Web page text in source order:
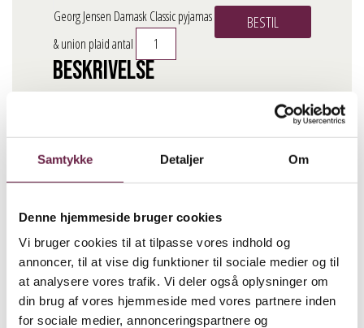
Samtykke Detaljer Om
Denne hjemmeside bruger cookies
Vi bruger cookies til at tilpasse vores indhold og
annoncer, til at vise dig funktioner til sociale medier og til
at analysere vores trafik. Vi deler også oplysninger om
din brug af vores hjemmeside med vores partnere inden
for sociale medier, annonceringspartnere og
Georg Jensen Damask Classic pyjamas
& union plaid antal
BESTIL
Beskrivelse
Georg Jensen Damask Classic pyjamas er en percalevævet
pyjamas til sovetryner og morgenmennesker. Nattøjet i den
elegante farve Soft Grey er unisex og har fine detaljer som
tone i tone-knapper og piping ved kraven og ærmet, når du
finecount-garner, hvilket gør pyjamassættet ekstra blødt og
glansfuldt.
Georg Jensen Damask Union Plaider vævet i 10% cashmere
og 90% merinould. Merinouldens tynde fibre gør det muligt
at skabe en meget let plaid med en særlig blødhed fra